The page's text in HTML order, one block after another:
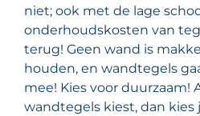
niet; ook met de lage
onderhoudskosten van
terug! Geen wand is
houden, en wandtegels
mee! Kies voor duurzaam!
wandtegels kiest, dan kies